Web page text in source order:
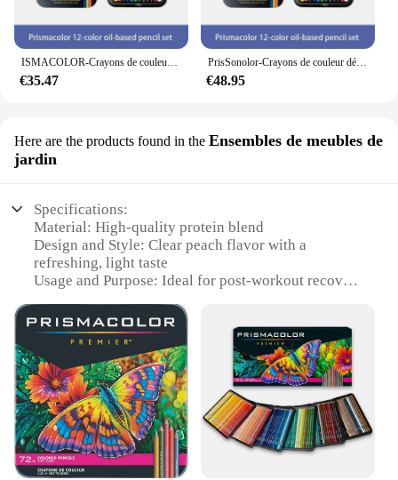
€35.47
PrisSonolor-Crayons de couleur décontractés, noyau optique doux, matériel de dessin résistant à la lumière, couleurs à l'huile, USA, 12 couleurs, 24 couleurs, 48 couleurs, 72 couleurs, 132/150 couleurs
€48.95
Here are the products found in the Ensembles de meubles de
jardin
Specifications:
Material: High-quality protein blend
Design and Style: Clear peach flavor with a
refreshing, light taste
Usage and Purpose: Ideal for post-workout recovery
Performance and Property: 30g of protein per
serving
Typical Adaptive Scenario: Gym, sports, or active
lifestyle
Shape or Size or Weight or Quantity: 11 fl oz
bottles, 12-pack
Features:
**Unmatched Nutrition for Active Lifestyles**
The Premier Protein drink clear peach is a testament